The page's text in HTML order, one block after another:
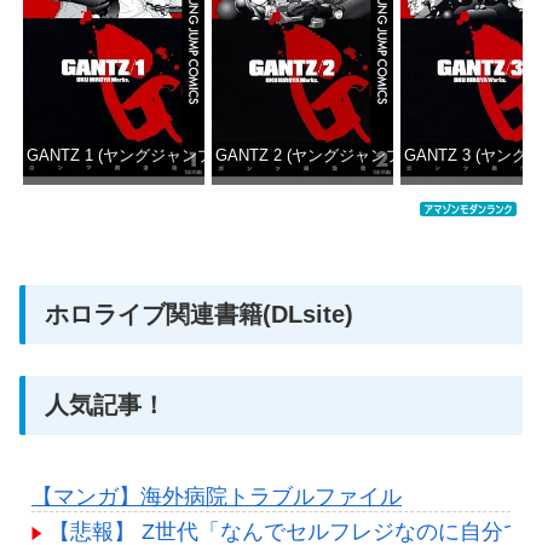
GANTZ 1 (ヤングジャンプコミックスDIGITAL)
GANTZ 2 (ヤングジャンプコミックス
GANTZ 3 (ヤング
ホロライブ関連書籍(DLsite)
人気記事！
【マンガ】海外病院トラブルファイル
【悲報】 Z世代「なんでセルフレジなのに自分で